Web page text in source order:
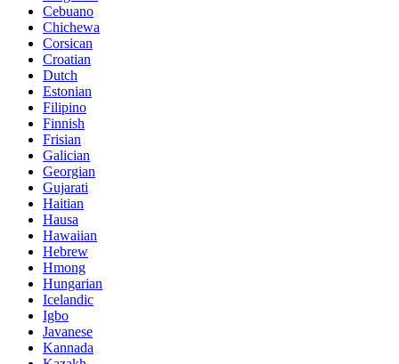
Cebuano
Chichewa
Corsican
Croatian
Dutch
Estonian
Filipino
Finnish
Frisian
Galician
Georgian
Gujarati
Haitian
Hausa
Hawaiian
Hebrew
Hmong
Hungarian
Icelandic
Igbo
Javanese
Kannada